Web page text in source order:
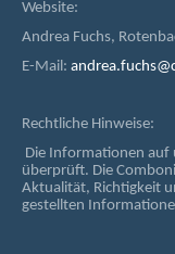
Website:
Andrea Fuchs,
E-Mail:
Rechtliche Hinweise:
Die Informationen auf
überprüft. Die
Aktualität, Richtigkeit
gestellten